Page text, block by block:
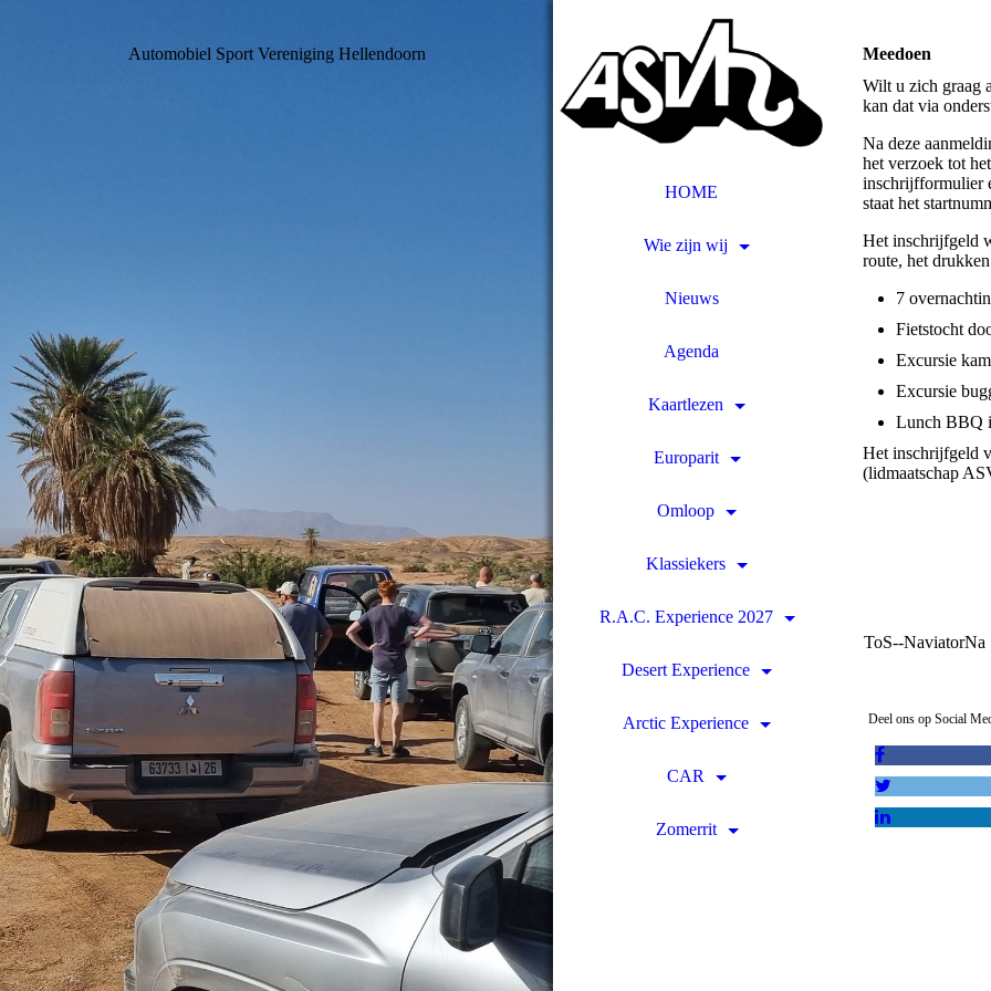
Automobiel Sport Vereniging Hellendoorn
HOME
Wie zijn wij
Nieuws
Agenda
Kaartlezen
Europarit
Omloop
Klassiekers
R.A.C. Experience 2027
Desert Experience
Arctic Experience
CAR
Zomerrit
Meedoen
Wilt u zich graag
kan dat via
Na deze
het verzoek tot
inschrijfformulier
staat het
Het inschrijfgeld
route, het
7
Fietstocht
Excursie
Excursie
Lunch BBQ
Het inschrijfgeld
(lidmaatschap
ToS--NaviatorNa
Deel ons op Social